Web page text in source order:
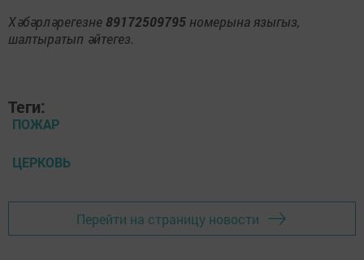
Хәбәрләрегезне 89172509795 номерына языгыз,
шалтыратып әйтегез.
Теги:
ПОЖАР
ЦЕРКОВЬ
Перейти на страницу новости